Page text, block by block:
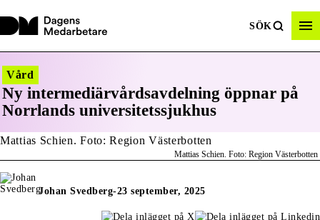
SÖK
Vård
Ny intermediärvårdsavdelning öppnar på
Norrlands universitetssjukhus
Mattias Schien. Foto: Region Västerbotten
Johan Svedberg-23 september, 2025